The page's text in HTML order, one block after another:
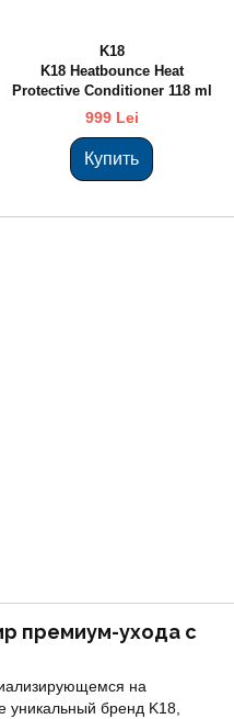
K18
K18 Heatbounce Heat
Protective Conditioner 118 ml
999 Lei
Купить
премиум-ухода с
на
уникальный бренд K18,